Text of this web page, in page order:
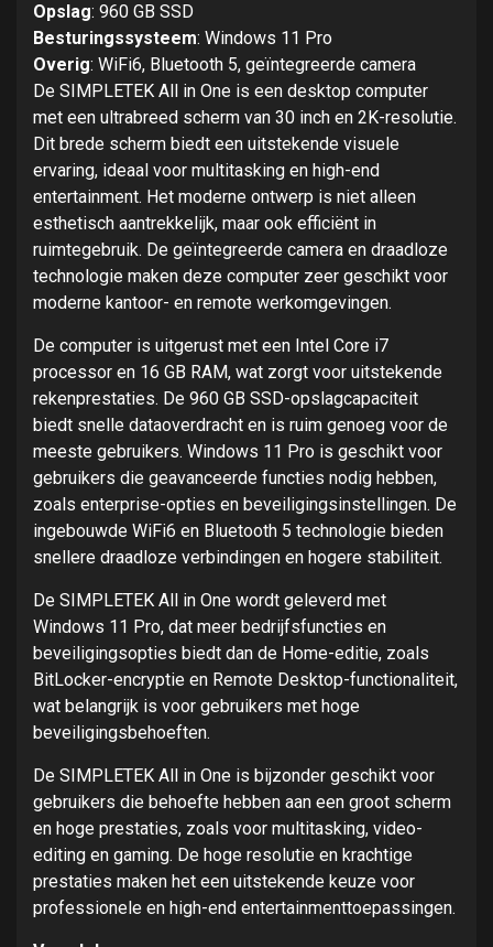
Opslag: 960 GB SSD
Besturingssysteem: Windows 11 Pro
Overig: WiFi6, Bluetooth 5, geïntegreerde camera
De SIMPLETEK All in One is een desktop computer
met een ultrabreed scherm van 30 inch en 2K-resolutie.
Dit brede scherm biedt een uitstekende visuele
ervaring, ideaal voor multitasking en high-end
entertainment. Het moderne ontwerp is niet alleen
esthetisch aantrekkelijk, maar ook efficiënt in
ruimtegebruik. De geïntegreerde camera en draadloze
technologie maken deze computer zeer geschikt voor
moderne kantoor- en remote werkomgevingen.
De computer is uitgerust met een Intel Core i7
processor en 16 GB RAM, wat zorgt voor uitstekende
rekenprestaties. De 960 GB SSD-opslagcapaciteit
biedt snelle dataoverdracht en is ruim genoeg voor de
meeste gebruikers. Windows 11 Pro is geschikt voor
gebruikers die geavanceerde functies nodig hebben,
zoals enterprise-opties en beveiligingsinstellingen. De
ingebouwde WiFi6 en Bluetooth 5 technologie bieden
snellere draadloze verbindingen en hogere stabiliteit.
De SIMPLETEK All in One wordt geleverd met
Windows 11 Pro, dat meer bedrijfsfuncties en
beveiligingsopties biedt dan de Home-editie, zoals
BitLocker-encryptie en Remote Desktop-functionaliteit,
wat belangrijk is voor gebruikers met hoge
beveiligingsbehoeften.
De SIMPLETEK All in One is bijzonder geschikt voor
gebruikers die behoefte hebben aan een groot scherm
en hoge prestaties, zoals voor multitasking, video-
editing en gaming. De hoge resolutie en krachtige
prestaties maken het een uitstekende keuze voor
professionele en high-end entertainmenttoepassingen.